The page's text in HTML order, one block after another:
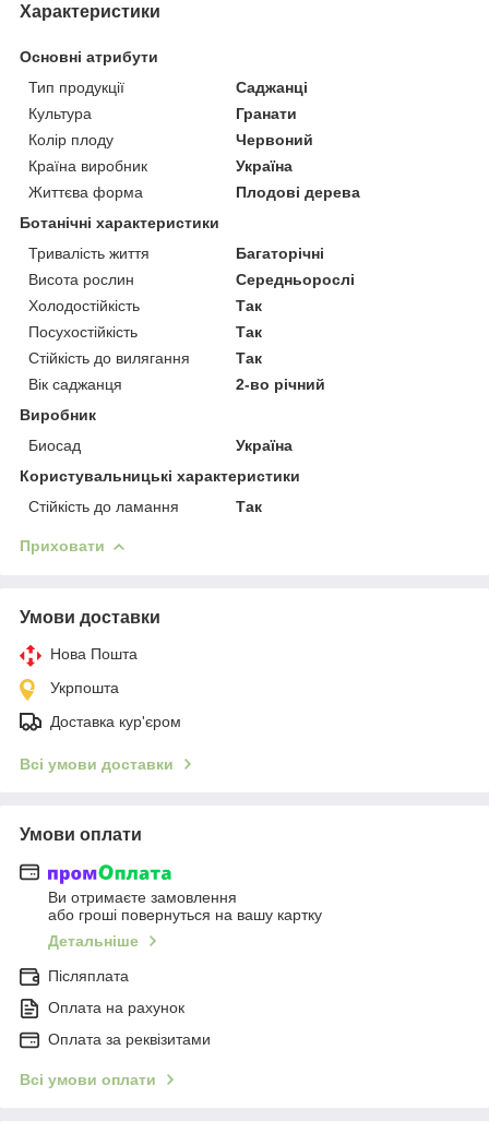
Характеристики
Основні атрибути
Тип продукції
Саджанці
Культура
Гранати
Колір плоду
Червоний
Країна виробник
Україна
Життєва форма
Плодові дерева
Ботанічні характеристики
Тривалість життя
Багаторічні
Висота рослин
Середньорослі
Холодостійкість
Так
Посухостійкість
Так
Стійкість до вилягання
Так
Вік саджанця
2-во річний
Виробник
Биосад
Україна
Користувальницькі характеристики
Стійкість до ламання
Так
Приховати
Умови доставки
Нова Пошта
Укрпошта
Доставка кур'єром
Всі умови доставки
Умови оплати
Ви отримаєте замовлення
або гроші повернуться на вашу картку
Детальніше
Післяплата
Оплата на рахунок
Оплата за реквізитами
Всі умови оплати